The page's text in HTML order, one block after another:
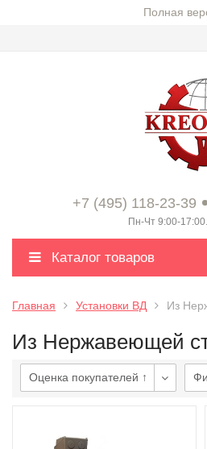
Полная
+7 (495) 118-23-39
Пн-Чт 9:00-
Каталог товаров
Главная Установки ВД Из
Из Нержавеющей
Оценка покупателей ↑